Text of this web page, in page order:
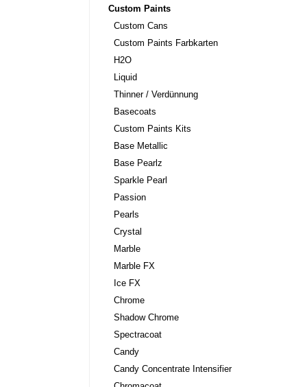
Custom Paints
Custom Cans
Custom Paints Farbkarten
H2O
Liquid
Thinner / Verdünnung
Basecoats
Custom Paints Kits
Base Metallic
Base Pearlz
Sparkle Pearl
Passion
Pearls
Crystal
Marble
Marble FX
Ice FX
Chrome
Shadow Chrome
Spectracoat
Candy
Candy Concentrate Intensifier